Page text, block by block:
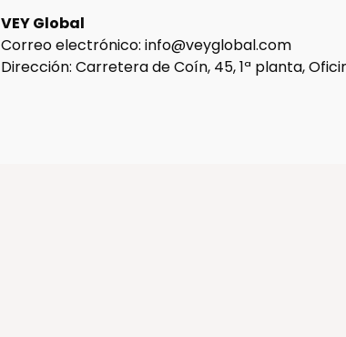
VEY Global
Correo electrónico: info@veyglobal.com
Dirección: Carretera de Coín, 45, 1ª planta,